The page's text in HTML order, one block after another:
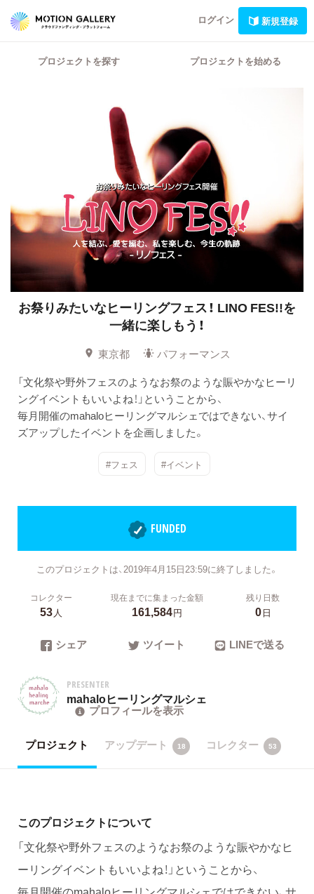
ログイン 新規登録
プロジェクトを探す プロジェクトを始める
お祭りみたいなヒーリングフェス！ LINO FES!!を
一緒に楽しもう！
東京都
パフォーマンス
「文化祭や野外フェスのようなお祭のような賑やかなヒーリ
ングイベントもいいよね！」ということから、
毎月開催のmahaloヒーリングマルシェではできない、サイ
ズアップしたイベントを企画しました。
#フェス #イベント
FUNDED
このプロジェクトは、2019年4月15日23:59に終了しました。
コレクター
53人
現在までに集まった金額
161,584円
残り日数
0日
シェア ツイート LINEで送る
PRESENTER
mahaloヒーリングマルシェ
プロフィールを表示
プロジェクト アップデート 18 コレクター 53
このプロジェクトについて
「文化祭や野外フェスのようなお祭のような賑やかなヒ
ーリングイベントもいいよね！」ということから、